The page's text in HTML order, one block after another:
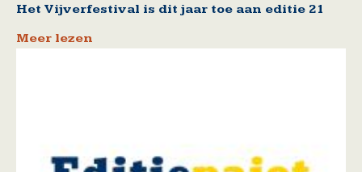
Het Vijverfestival is dit jaar toe aan editie 21
Meer lezen